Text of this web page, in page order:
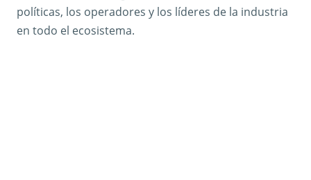
políticas, los operadores y los líderes de la industria
en todo el ecosistema.